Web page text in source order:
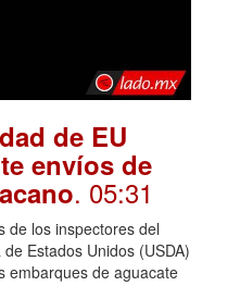
de EU
envíos de
. 05:31
de los inspectores del
Estados Unidos (USDA)
embarques de aguacate